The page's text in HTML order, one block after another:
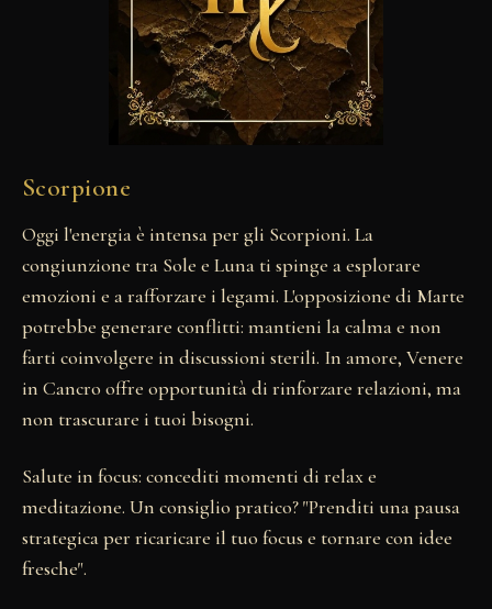
Scorpione
Oggi l'energia è intensa per gli Scorpioni. La
congiunzione tra Sole e Luna ti spinge a esplorare
emozioni e a rafforzare i legami. L'opposizione di Marte
potrebbe generare conflitti: mantieni la calma e non
farti coinvolgere in discussioni sterili. In amore, Venere
in Cancro offre opportunità di rinforzare relazioni, ma
non trascurare i tuoi bisogni.
Salute in focus: concediti momenti di relax e
meditazione. Un consiglio pratico? "Prenditi una pausa
strategica per ricaricare il tuo focus e tornare con idee
fresche".